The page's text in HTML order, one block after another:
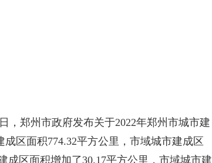
，郑州市政府发布关于2022年郑州市城市建
区面积774.32平方公里，市域城市建成区
成区面积增加了30.17平方公里，市域城市建